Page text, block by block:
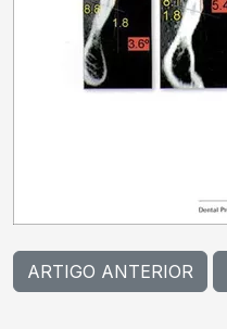
ARTIGO ANTERIOR